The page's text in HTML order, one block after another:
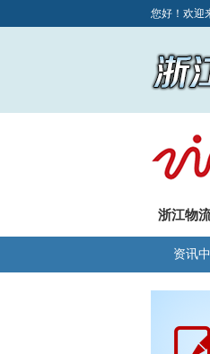
您好！欢迎
浙江物
资讯